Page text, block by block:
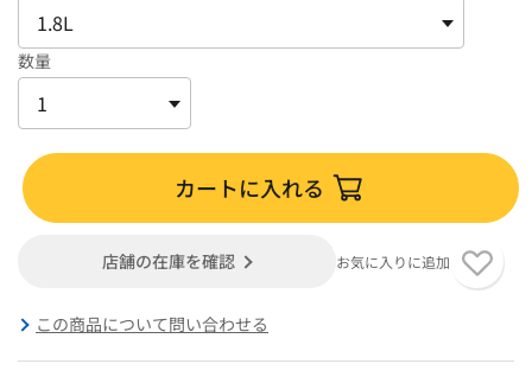
数量
カートに入れる
店舗の在庫を確認 お気に入りに追加
この商品について問い合わせる